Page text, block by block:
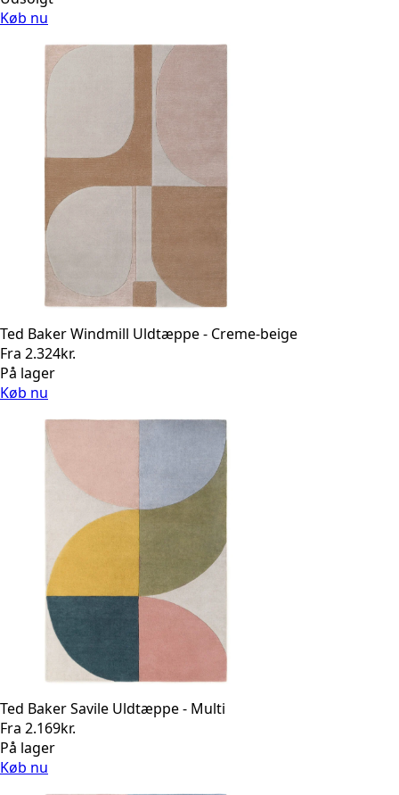
Køb nu
Ted Baker Windmill Uldtæppe - Creme-beige
Fra 2.324kr.
På lager
Køb nu
Ted Baker Savile Uldtæppe - Multi
Fra 2.169kr.
På lager
Køb nu